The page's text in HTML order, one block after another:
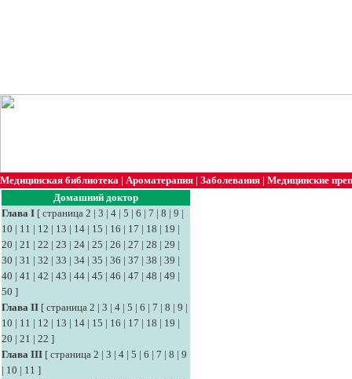
Медицинская библиотека | Ароматерапия | Заболевания | Медицинские
Домашний доктор
Глава I [ страница 2 | 3 | 4 | 5 | 6 | 7 | 8 | 9 |
10 | 11 | 12 | 13 | 14 | 15 | 16 | 17 | 18 | 19 |
20 | 21 | 22 | 23 | 24 | 25 | 26 | 27 | 28 | 29 |
30 | 31 | 32 | 33 | 34 | 35 | 36 | 37 | 38 | 39 |
40 | 41 | 42 | 43 | 44 | 45 | 46 | 47 | 48 | 49 |
50 ]
Глава II [ страница 2 | 3 | 4 | 5 | 6 | 7 | 8 | 9 |
10 | 11 | 12 | 13 | 14 | 15 | 16 | 17 | 18 | 19 |
20 | 21 | 22 ]
Глава III [ страница 2 | 3 | 4 | 5 | 6 | 7 | 8 | 9
| 10 | 11 ]